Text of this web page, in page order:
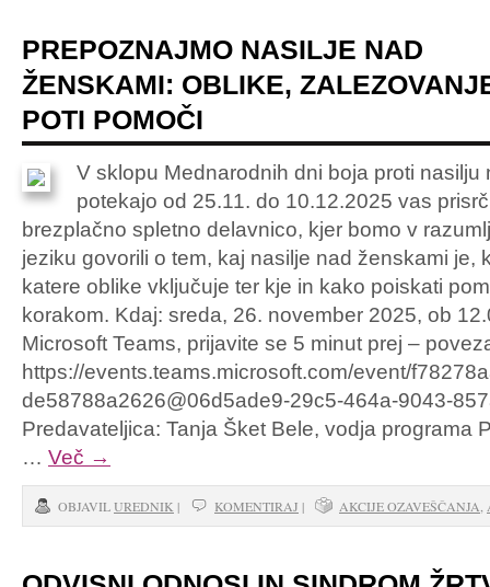
PREPOZNAJMO NASILJE NAD
ŽENSKAMI: OBLIKE,
POTI POMOČI
V sklopu Mednarodnih dni boja proti nasilju
potekajo od 25.11. do 10.12.2025 vas
brezplačno spletno delavnico, kjer bomo v
jeziku govorili o tem, kaj nasilje nad ženskami je,
katere oblike vključuje ter kje in kako poiskati
korakom. Kdaj: sreda, 26. november 2025, ob
Microsoft Teams, prijavite se 5 minut prej –
https://events.teams.microsoft.com/event/
de58788a2626@06d5ade9-29c5-464a-9043-
Predavateljica: Tanja Šket Bele, vodja programa
… Več →
OBJAVILUREDNIK | KOMENTIRAJ | AKCIJE OZAVEŠČANJA